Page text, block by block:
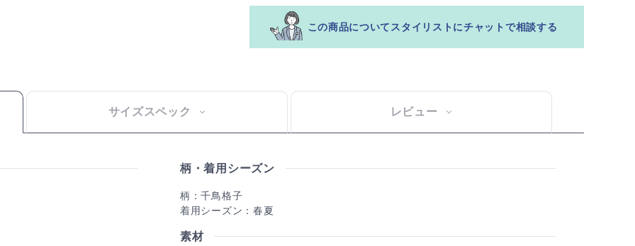
この商品についてスタイリストにチャットで相談する
サイズスペック レビュー
柄・着用シーズン
柄：千鳥格子
着用シーズン：春夏
素材